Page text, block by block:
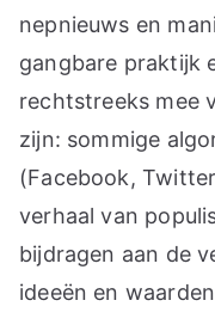
nepnieuws en
gangbare praktijk
rechtstreeks mee
zijn: sommige
(Facebook,
verhaal van
bijdragen aan de
ideeën en